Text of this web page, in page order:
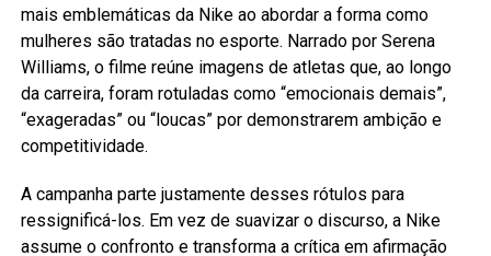
mais emblemáticas da Nike ao abordar a forma como
mulheres são tratadas no esporte. Narrado por Serena
Williams, o filme reúne imagens de atletas que, ao longo
da carreira, foram rotuladas como “emocionais demais”,
“exageradas” ou “loucas” por demonstrarem ambição e
competitividade.
A campanha parte justamente desses rótulos para
ressignificá-los. Em vez de suavizar o discurso, a Nike
assume o confronto e transforma a crítica em afirmação